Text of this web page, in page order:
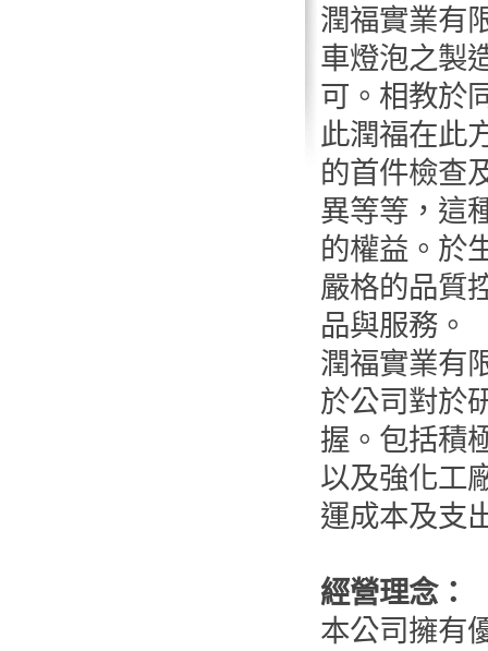
潤福實業有
車燈泡之製
可。相教於
此潤福在此
的首件檢查
異等等，這
的權益。於
嚴格的品質
品與服務。
潤福實業有
於公司對於
握。包括積
以及強化工
運成本及支
經營理念：
本公司擁有